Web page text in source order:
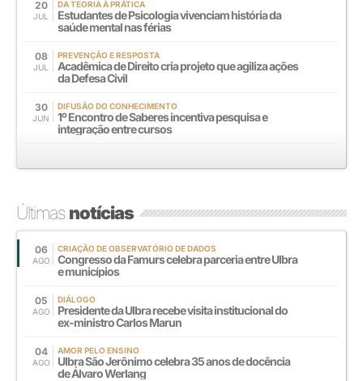
20
JUL
DA TEORIA À PRÁTICA
Estudantes de Psicologia vivenciam história da
saúde mental nas férias
08
JUL
PREVENÇÃO E RESPOSTA
Acadêmica de Direito cria projeto que agiliza ações
da Defesa Civil
30
JUN
DIFUSÃO DO CONHECIMENTO
1º Encontro de Saberes incentiva pesquisa e
integração entre cursos
Últimasnotícias
06
AGO
CRIAÇÃO DE OBSERVATÓRIO DE DADOS
Congresso da Famurs celebra parceria entre Ulbra
e municípios
05
AGO
DIÁLOGO
Presidente da Ulbra recebe visita institucional do
ex-ministro Carlos Marun
04
AGO
AMOR PELO ENSINO
Ulbra São Jerônimo celebra 35 anos de docência
de Álvaro Werlang